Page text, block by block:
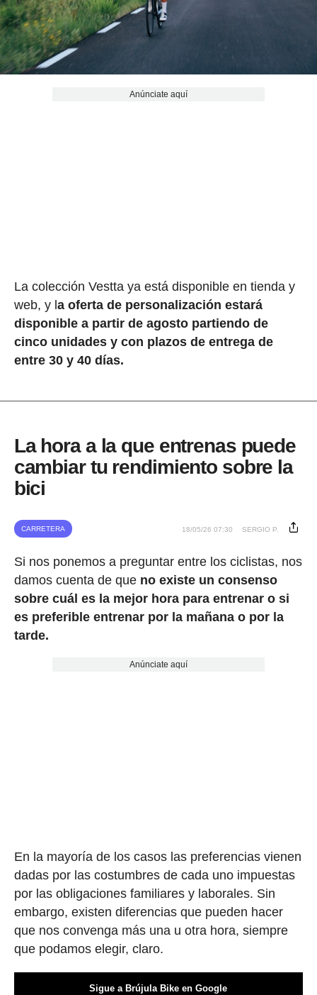
Anúnciate aquí
La colección Vestta ya está disponible en tienda y
web, y la oferta de personalización estará
disponible a partir de agosto partiendo de
cinco unidades y con plazos de entrega de
entre 30 y 40 días.
La hora a la que entrenas puede
cambiar tu rendimiento sobre la
bici
CARRETERA 18/05/26 07:30 SERGIO P.
Si nos ponemos a preguntar entre los ciclistas, nos
damos cuenta de que no existe un consenso
sobre cuál es la mejor hora para entrenar o si
es preferible entrenar por la mañana o por la
tarde.
Anúnciate aquí
En la mayoría de los casos las preferencias vienen
dadas por las costumbres de cada uno impuestas
por las obligaciones familiares y laborales. Sin
embargo, existen diferencias que pueden hacer
que nos convenga más una u otra hora, siempre
que podamos elegir, claro.
Sigue a Brújula Bike en Google